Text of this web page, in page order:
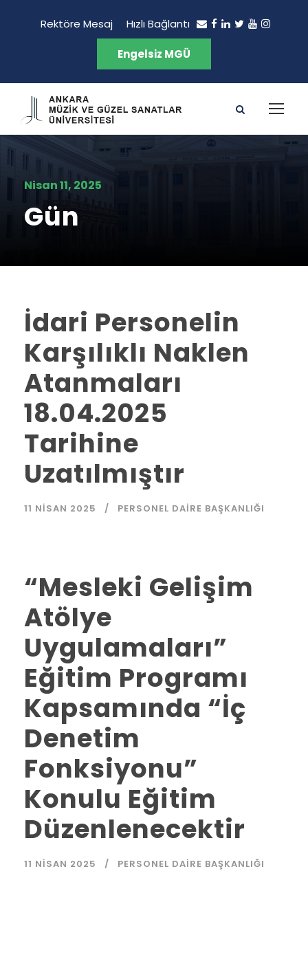
Rektöre Mesaj Hızlı Bağlantı
Engelsiz MGÜ
Nisan 11, 2025
Gün
İdari Personelin
Karşılıklı Naklen
Atanmaları
18.04.2025
Tarihine
Uzatılmıştır
11 NISAN 2025 PERSONEL DAIRE BAŞKANLIĞI
“Mesleki Gelişim
Atölye
Uygulamaları”
Eğitim Programı
Kapsamında “İç
Denetim
Fonksiyonu”
Konulu Eğitim
Düzenlenecektir
11 NISAN 2025 PERSONEL DAIRE BAŞKANLIĞI